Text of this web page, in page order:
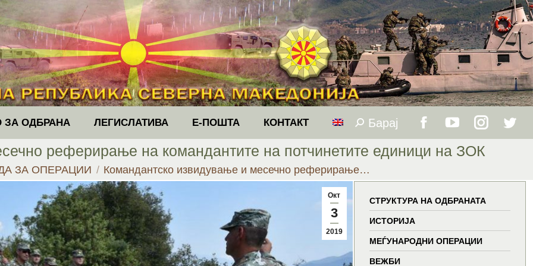
ЗА ОДБРАНА ЛЕГИСЛАТИВА Е-ПОШТА КОНТАКТ Search:
Барај
new new new
реферирање на командантите на потчинетите единици на ЗОК
ЗА ОПЕРАЦИИ Командантско извидување и месечно реферирање…
Окт
3
2019
СТРУКТУРА НА ОДБРАНАТА
ИСТОРИЈА
МЕЃУНАРОДНИ ОПЕРАЦИИ
ВЕЖБИ